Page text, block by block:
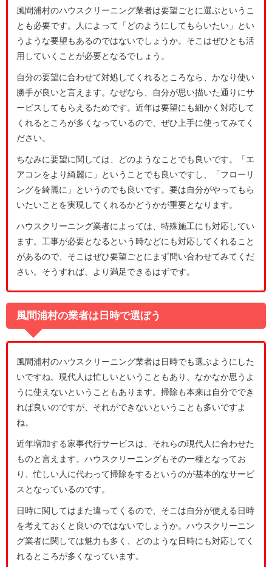
風間浦村のハウスクリーニング業者は要望ごとに選ぶというこ
とも必要です。人によって「どのようにしてもらいたい」とい
うような要望もあるのではないでしょうか。そこはぜひとも活
用していくことが必要となるでしょう。
自分の要望に合わせて対処してくれるところなら、かなり使い
勝手が良いと言えます。なぜなら、自分が思い描いた通りにサ
ービスしてもらえるためです。近年は要望にも細かく対応して
くれるところが多くなっているので、ぜひ上手に使ってみてく
ださい。
ちなみに要望に関しては、どのようなことでも良いです。「エ
アコンをより綺麗に」ということでも良いですし、「フローリ
ングを綺麗に」というのでも良いです。要は自分がやってもら
いたいことを実現してくれるかどうかが重要となります。
ハウスクリーニング業者によっては、特殊施工にも対応してい
ます。工事が必要となるという時などにも対応してくれること
があるので、そこはぜひ要望ごとにまず問い合わせてみてくだ
さい。そうすれば、より満足できるはずです。
風間浦村の業者は日時で選ぼう
風間浦村のハウスクリーニング業者は日時でも選ぶようにした
いですね。現代人は忙しいということもあり、なかなか思うよ
うに使えないということもあります。掃除も本来は自分ででき
れば良いのですが、それができないということも多いですよ
ね。
近年増加する家事代行サービスは、それらの現代人に合わせた
ものと言えます。ハウスクリーニングもその一種となってお
り、忙しい人に代わって掃除をするというのが基本的なサービ
スとなっているのです。
日時に関してはまた違ってくるので、そこは自分が使える日時
を考えておくと良いのではないでしょうか。ハウスクリーニン
グ業者に関しては魅力も多く、どのような日時にも対応してく
れるところが多くなっています。